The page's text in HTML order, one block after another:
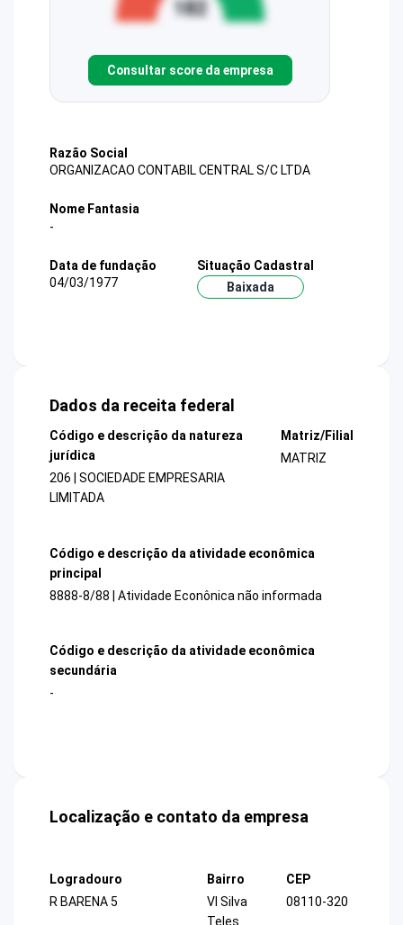
Consultar score da empresa
Razão Social
ORGANIZACAO CONTABIL CENTRAL S/C LTDA
Nome Fantasia
-
Data de fundação
04/03/1977
Situação Cadastral
Baixada
Dados da receita federal
Código e descrição da natureza
jurídica
206 | SOCIEDADE EMPRESARIA
LIMITADA
Matriz/Filial
MATRIZ
Código e descrição da atividade econômica
principal
8888-8/88 | Atividade Econônica não informada
Código e descrição da atividade econômica
secundária
-
Localização e contato da empresa
Logradouro
R BARENA 5
Bairro
Vl Silva
Teles
CEP
08110-320